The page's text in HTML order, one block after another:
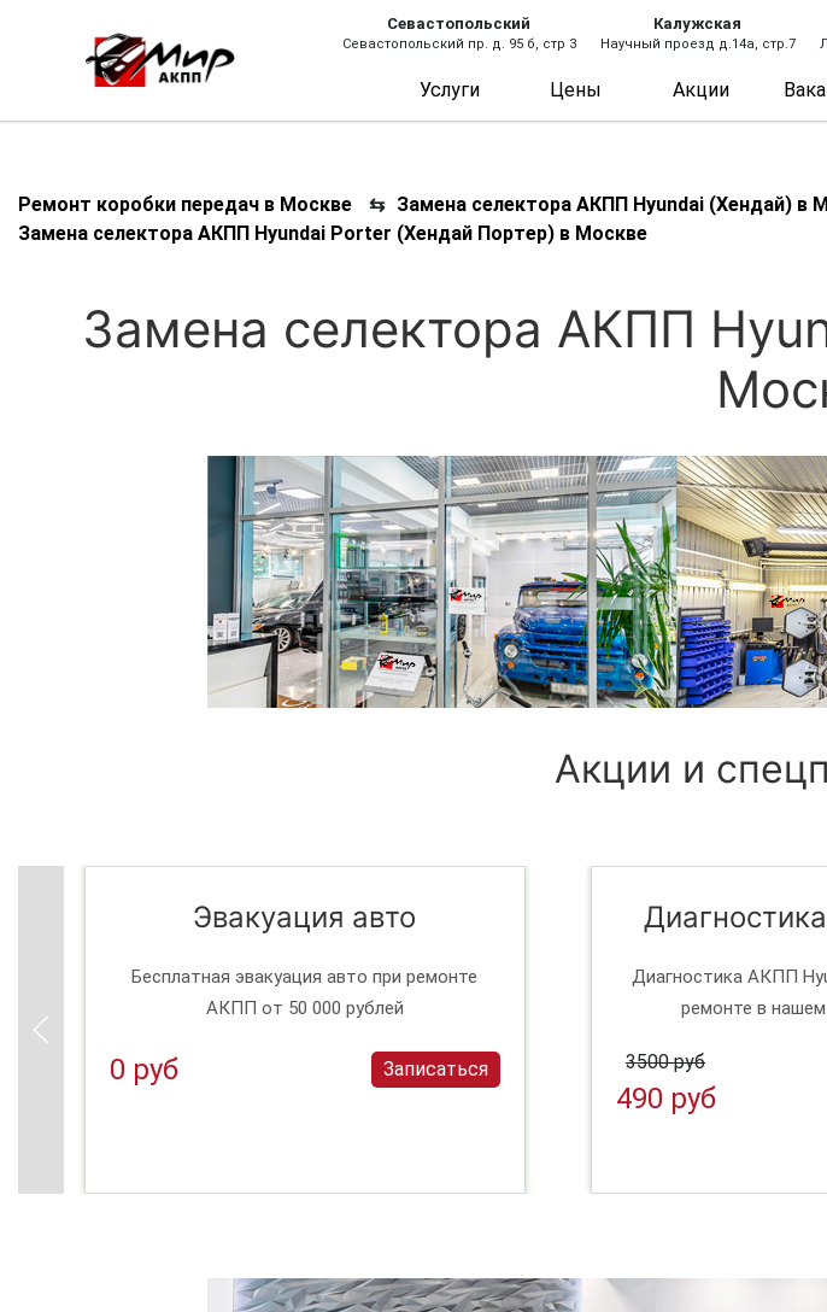
Севастопольский
Севастопольский пр. д. 95 б, стр 3
Калужская
Научный проезд д.14а, стр.7
Услуги Цены Акции
Ремонт коробки передач в Москве ⇆ Замена селектора АКПП Hyundai (Хендай) в
Замена селектора АКПП Hyundai Porter (Хендай Портер) в Москве
Замена селектора АКПП
Акции и
Эвакуация авто
Бесплатная эвакуация авто при ремонте
АКПП от 50 000 рублей
0 руб Записаться
Диагностика АКПП
ремонте в
3500 руб
490 руб